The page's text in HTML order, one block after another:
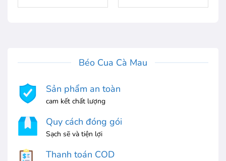
Béo Cua Cà Mau
Sản phẩm an toàn
cam kết chất lượng
Quy cách đóng gói
Sạch sẽ và tiện lợi
Thanh toán COD